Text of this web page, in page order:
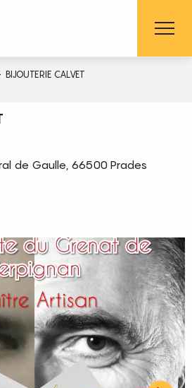
BIJOUTERIE CALVET
de Gaulle, 66500 Prades
favoris